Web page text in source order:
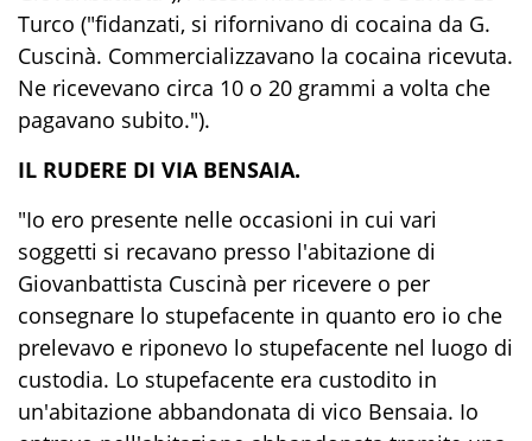
Turco ("fidanzati, si rifornivano di cocaina da G.
Cuscinà. Commercializzavano la cocaina ricevuta.
Ne ricevevano circa 10 o 20 grammi a volta che
pagavano subito.").
IL RUDERE DI VIA BENSAIA.
"Io ero presente nelle occasioni in cui vari
soggetti si recavano presso l'abitazione di
Giovanbattista Cuscinà per ricevere o per
consegnare lo stupefacente in quanto ero io che
prelevavo e riponevo lo stupefacente nel luogo di
custodia. Lo stupefacente era custodito in
un'abitazione abbandonata di vico Bensaia. Io